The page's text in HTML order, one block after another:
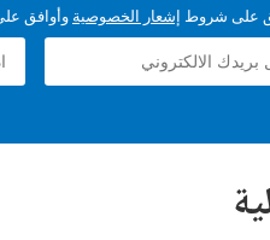
على شروط إشعار الخصوصية وأوافق